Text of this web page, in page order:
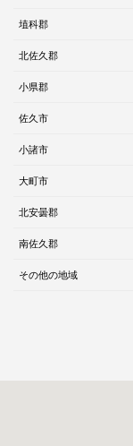
埴科郡
北佐久郡
小県郡
佐久市
小諸市
大町市
北安曇郡
南佐久郡
その他の地域